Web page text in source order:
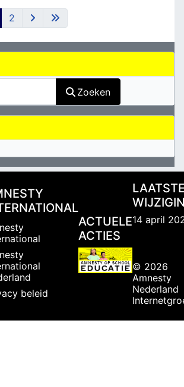
2
Zoeken
beleid
ACTUELE
ACTIES
14 april
© 2026
Amnesty
Nederland